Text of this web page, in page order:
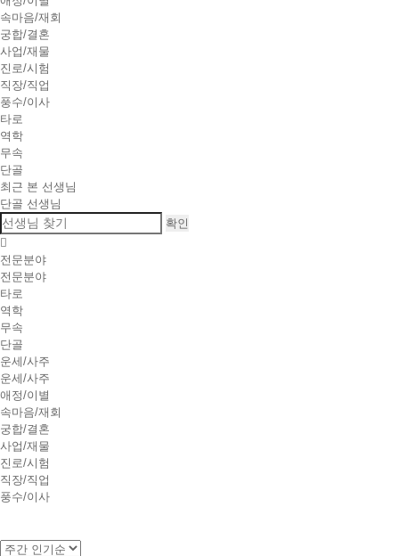
속마음/재회
궁합/결혼
사업/재물
진로/시험
직장/직업
풍수/이사
타로
역학
무속
단골
최근 본 선생님
단골 선생님
확인
전문분야
전문분야
타로
역학
무속
단골
운세/사주
운세/사주
애정/이별
속마음/재회
궁합/결혼
사업/재물
진로/시험
직장/직업
풍수/이사